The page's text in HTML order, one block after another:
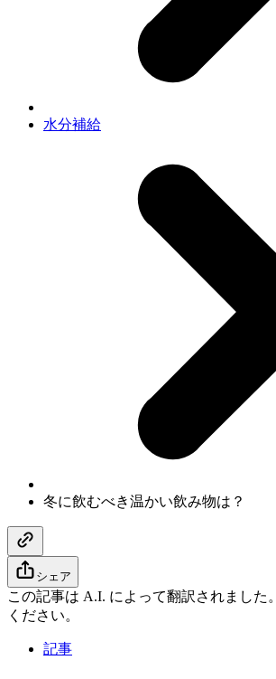
水分補給
冬に飲むべき温かい飲み物は？
シェア
この記事は A.I. によって翻訳されました。
ください。
記事